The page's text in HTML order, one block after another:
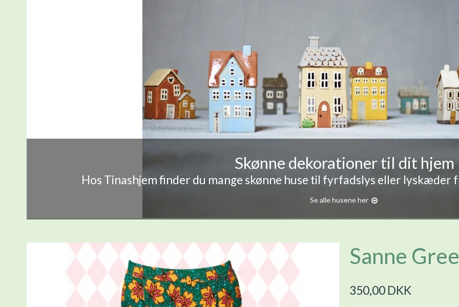
Skønne dekorationer til dit hjem
Hos Tinashjem finder du mange skønne huse til fyrfadslys eller lyskæder
Se alle husene her
Sanne
350,00 DKK